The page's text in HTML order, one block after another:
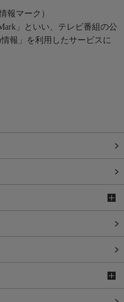
報マーク）
」といい、テレビ番組の公
報」を利用したサービスに